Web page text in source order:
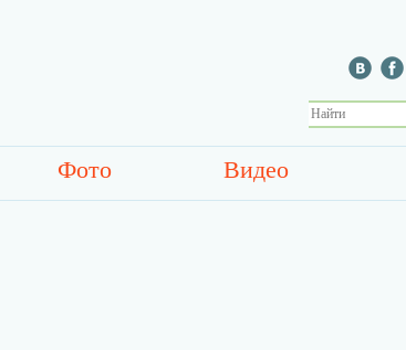
Фото Видео